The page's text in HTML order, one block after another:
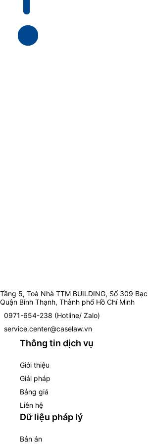
Tầng 5, Toà Nhà TTM BUILDING, Số 309
Quận Bình Thạnh, Thành phố Hồ Chí Minh
0971-654-238 (Hotline/ Zalo)
service.center@caselaw.vn
Thông tin dịch vụ
Giới thiệu
Giải pháp
Bảng giá
Liên hệ
Dữ liệu pháp lý
Bản án